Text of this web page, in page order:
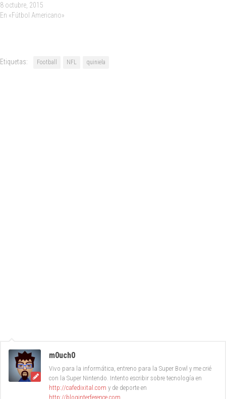
8 octubre, 2015
En «Fútbol Americano»
Etiquetas: Football NFL quiniela
m0uch0
Vivo para la informática, entreno para la Super Bowl y me crié
con la Super Nintendo. Intento escribir sobre tecnología en
http://cafedixital.com y de deporte en
http://bloginterference.com